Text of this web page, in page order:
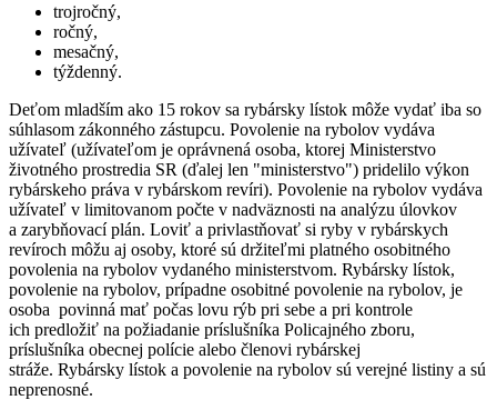
trojročný,
ročný,
mesačný,
týždenný.
Deťom mladším ako 15 rokov sa rybársky lístok môže vydať iba so
súhlasom zákonného zástupcu. Povolenie na rybolov vydáva
užívateľ (užívateľom je oprávnená osoba, ktorej Ministerstvo
životného prostredia SR (ďalej len "ministerstvo") pridelilo výkon
rybárskeho práva v rybárskom revíri). Povolenie na rybolov vydáva
užívateľ v limitovanom počte v nadväznosti na analýzu úlovkov
a zarybňovací plán. Loviť a privlastňovať si ryby v rybárskych
revíroch môžu aj osoby, ktoré sú držiteľmi platného osobitného
povolenia na rybolov vydaného ministerstvom. Rybársky lístok,
povolenie na rybolov, prípadne osobitné povolenie na rybolov, je
osoba povinná mať počas lovu rýb pri sebe a pri kontrole
ich predložiť na požiadanie príslušníka Policajného zboru,
príslušníka obecnej polície alebo členovi rybárskej
stráže. Rybársky lístok a povolenie na rybolov sú verejné listiny a sú
neprenosné.